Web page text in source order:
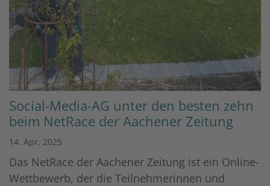
Social-Media-AG unter den besten zehn
beim NetRace der Aachener Zeitung
14. Apr. 2025
Das NetRace der Aachener Zeitung ist ein Online-
Wettbewerb, der die Teilnehmerinnen und